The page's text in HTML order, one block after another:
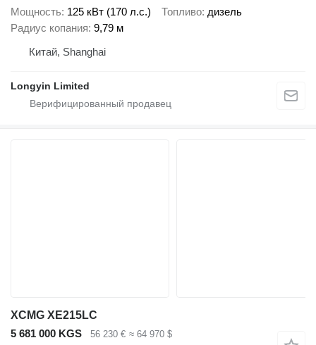
Мощность 125 кВт (170 л.с.) Топливо дизель
Радиус копания 9,79 м
Китай, Shanghai
Longyin Limited
XCMG XE215LC
5 681 000 KGS
56 230 € ≈ 64 970 $